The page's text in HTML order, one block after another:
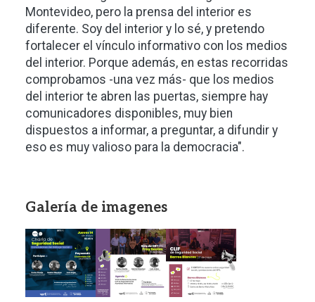
Montevideo, pero la prensa del interior es
diferente. Soy del interior y lo sé, y pretendo
fortalecer el vínculo informativo con los medios
del interior. Porque además, en estas recorridas
comprobamos -una vez más- que los medios
del interior te abren las puertas, siempre hay
comunicadores disponibles, muy bien
dispuestos a informar, a preguntar, a difundir y
eso es muy valioso para la democracia".
Galería de imagenes
Imagen
Imagen Imagen